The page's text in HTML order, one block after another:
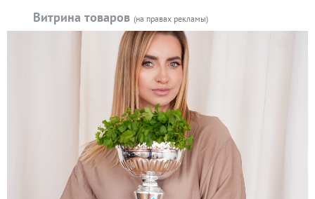
Витрина товаров (на правах рекламы)